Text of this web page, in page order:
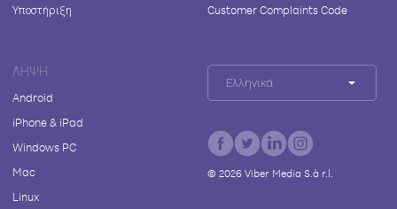
Υποστήριξη
Customer Complaints Code
ΛΉΨΗ
Android
iPhone & iPad
Windows PC
Mac
Linux
Ελληνικά
© 2026Viber Media S.à r.l.